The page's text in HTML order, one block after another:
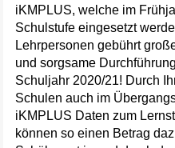
iKMPLUS, welche im
Schulstufe eingesetzt
Lehrpersonen gebührt
und sorgsame
Schuljahr 2020/21! Durch
Schulen auch im
iKMPLUS Daten zum
können so einen Betrag